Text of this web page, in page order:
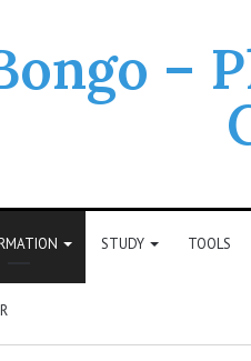
–
STUDY TOOLS